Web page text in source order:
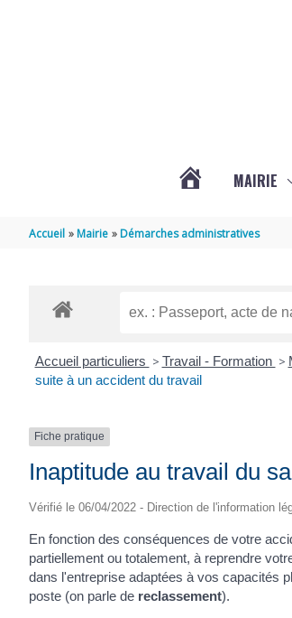
MARSILLY
MAIRIE
Accueil Mairie Démarches administratives
Accueil particuliers > Travail - Formation >
suite à un accident du travail
Fiche pratique
Inaptitude au travail du
Vérifié le 06/04/2022 - Direction de l'information
En fonction des conséquences de votre
partiellement ou totalement, à reprendre
dans l'entreprise adaptées à vos capacités
poste (on parle de reclassement).